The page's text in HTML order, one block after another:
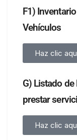
F1)
Vehículos
Haz clic
G) Listado
prestar
Haz clic